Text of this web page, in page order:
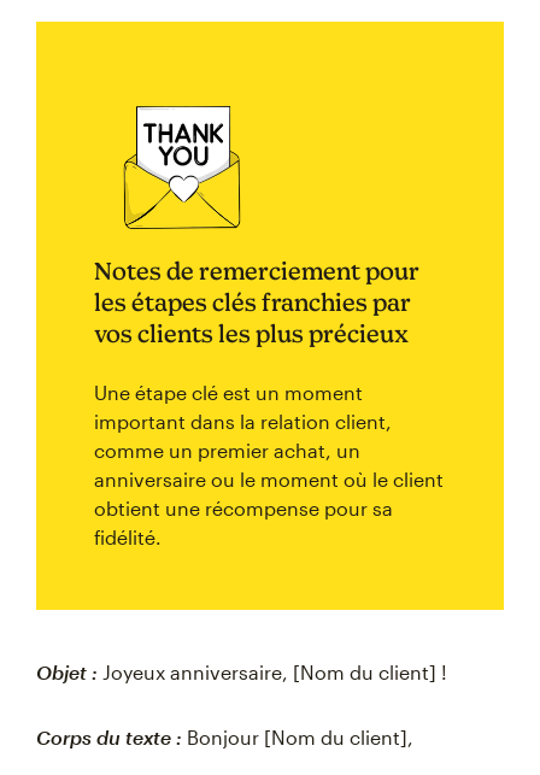
Notes de remerciement pour
les étapes clés franchies par
vos clients les plus précieux
Une étape clé est un moment
important dans la relation client,
comme un premier achat, un
anniversaire ou le moment où le client
obtient une récompense pour sa
fidélité.
Objet : Joyeux anniversaire, [Nom du client] !
Corps du texte : Bonjour [Nom du client],